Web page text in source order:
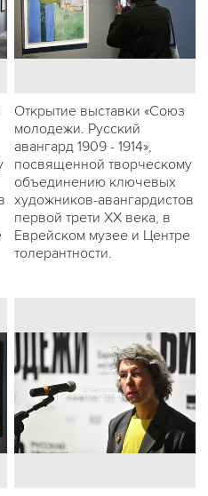
Открытие выставки «Союз
молодежи. Русский
авангард 1909 - 1914»,
посвященной творческому
объединению ключевых
художников-авангардистов
первой трети ХХ века, в
Еврейском музее и Центре
толерантности.